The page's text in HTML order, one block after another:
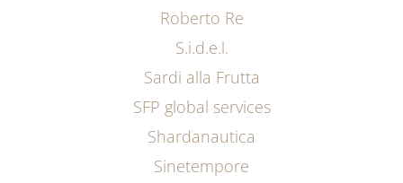
Roberto Re
S.i.d.e.l.
Sardi alla Frutta
SFP global services
Shardanautica
Sinetempore